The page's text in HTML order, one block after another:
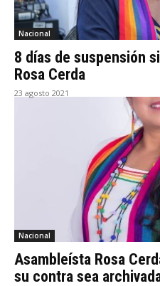
Nacional
8 días de suspensión
Rosa Cerda
23 agosto 2021
Nacional
Asambleísta Rosa
su contra sea